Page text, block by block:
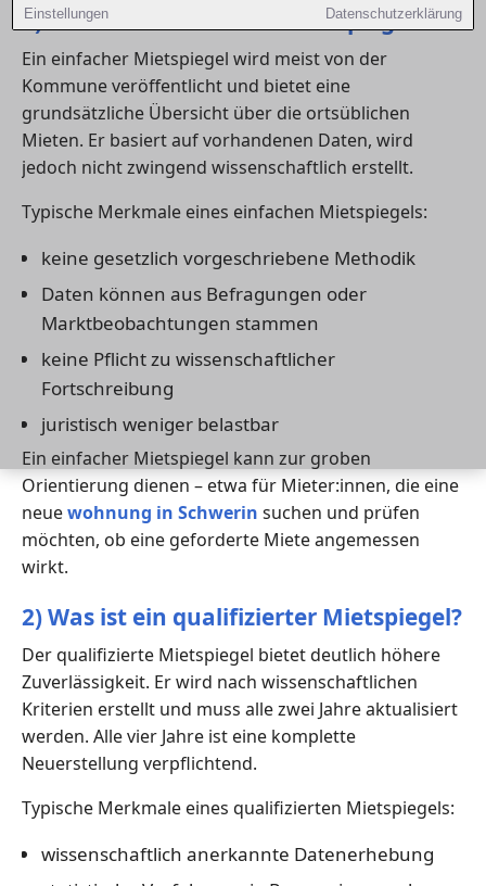
Einstellungen Datenschutzerklärung
1) Was ist ein einfacher Mietspiegel?
Ein einfacher Mietspiegel wird meist von der
Kommune veröffentlicht und bietet eine
grundsätzliche Übersicht über die ortsüblichen
Mieten. Er basiert auf vorhandenen Daten, wird
jedoch nicht zwingend wissenschaftlich erstellt.
Typische Merkmale eines einfachen Mietspiegels:
keine gesetzlich vorgeschriebene Methodik
Daten können aus Befragungen oder
Marktbeobachtungen stammen
keine Pflicht zu wissenschaftlicher
Fortschreibung
juristisch weniger belastbar
Ein einfacher Mietspiegel kann zur groben
Orientierung dienen – etwa für Mieter:innen, die eine
neuewohnung in Schwerin suchen und prüfen
möchten, ob eine geforderte Miete angemessen
wirkt.
2) Was ist ein qualifizierter Mietspiegel?
Der qualifizierte Mietspiegel bietet deutlich höhere
Zuverlässigkeit. Er wird nach wissenschaftlichen
Kriterien erstellt und muss alle zwei Jahre aktualisiert
werden. Alle vier Jahre ist eine komplette
Neuerstellung verpflichtend.
Typische Merkmale eines qualifizierten Mietspiegels:
wissenschaftlich anerkannte Datenerhebung